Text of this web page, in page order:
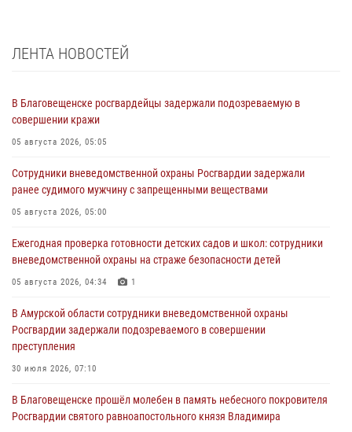
ЛЕНТА НОВОСТЕЙ
В Благовещенске росгвардейцы задержали подозреваемую в
совершении кражи
05 августа 2026, 05:05
Сотрудники вневедомственной охраны Росгвардии задержали
ранее судимого мужчину с запрещенными веществами
05 августа 2026, 05:00
Ежегодная проверка готовности детских садов и школ: сотрудники
вневедомственной охраны на страже безопасности детей
05 августа 2026, 04:34 1
В Амурской области сотрудники вневедомственной охраны
Росгвардии задержали подозреваемого в совершении
преступления
30 июля 2026, 07:10
В Благовещенске прошёл молебен в память небесного покровителя
Росгвардии святого равноапостольного князя Владимира